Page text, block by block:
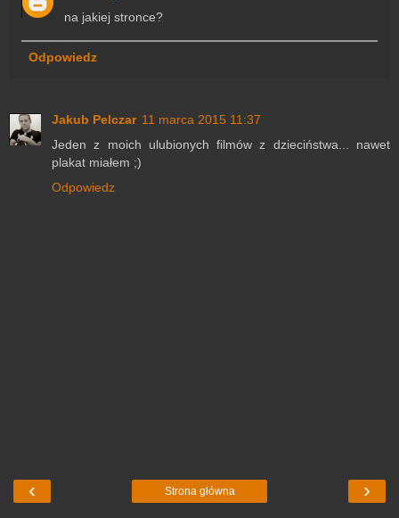
na jakiej stronce?
Odpowiedz
Jakub Pelczar 11 marca 2015 11:37
Jeden z moich ulubionych filmów z dzieciństwa... nawet
plakat miałem ;)
Odpowiedz
‹ ›
Strona główna